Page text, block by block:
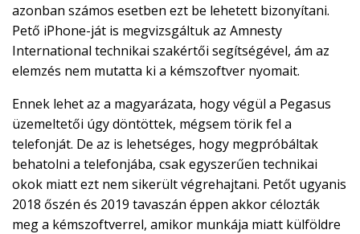
azonban számos esetben ezt be lehetett bizonyítani.
Pető iPhone-ját is megvizsgáltuk az Amnesty
International technikai szakértői segítségével, ám az
elemzés nem mutatta ki a kémszoftver nyomait.
Ennek lehet az a magyarázata, hogy végül a Pegasus
üzemeltetői úgy döntöttek, mégsem törik fel a
telefonját. De az is lehetséges, hogy megpróbáltak
behatolni a telefonjába, csak egyszerűen technikai
okok miatt ezt nem sikerült végrehajtani. Petőt ugyanis
2018 őszén és 2019 tavaszán éppen akkor célozták
meg a kémszoftverrel, amikor munkája miatt külföldre